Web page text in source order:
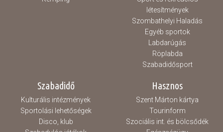
létesítmények
Szombathelyi Haladás
Egyéb sportok
Labdarúgás
Röplabda
Szabadidősport
Szabadidő
Kulturális intézmények
Sportolási lehetőségek
Disco, klub
Hasznos
Szent Márton kártya
Tourinform
Szociális int. és bölcsődék